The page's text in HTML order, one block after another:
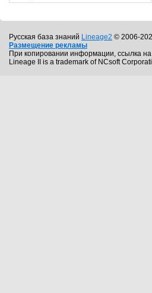
Русская база знаний Lineage2 © 2006-
Размещение рекламы
При копировании информации, ссылка
Lineage II is a trademark of NCsoft